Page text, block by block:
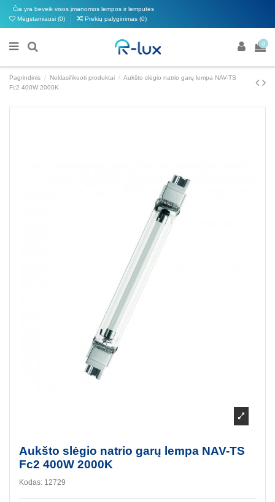
Čia yra beveik visos įmanomos lempos ir lemputės
Mėgstamiausi (0) Prekių palyginimas (0)
0
Pagrindinis Neklasifikuoti produktai
Aukšto slėgio natrio garų lempa NAV-TS
Fc2 400W 2000K
Aukšto slėgio natrio garų lempa NAV-TS
Fc2 400W 2000K
Kodas: 12729